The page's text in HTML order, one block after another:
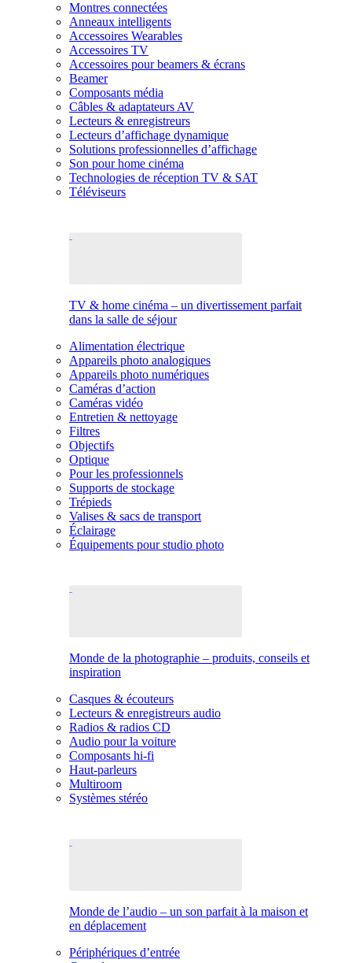
Montres connectées
Anneaux intelligents
Accessoires Wearables
Accessoires TV
Accessoires pour beamers & écrans
Beamer
Composants média
Câbles & adaptateurs AV
Lecteurs & enregistreurs
Lecteurs d’affichage dynamique
Solutions professionnelles d’affichage
Son pour home cinéma
Technologies de réception TV & SAT
Téléviseurs
TV & home cinéma – un divertissement parfait
dans la salle de séjour
Alimentation électrique
Appareils photo analogiques
Appareils photo numériques
Caméras d’action
Caméras vidéo
Entretien & nettoyage
Filtres
Objectifs
Optique
Pour les professionnels
Supports de stockage
Trépieds
Valises & sacs de transport
Éclairage
Équipements pour studio photo
Monde de la photographie – produits, conseils et
inspiration
Casques & écouteurs
Lecteurs & enregistreurs audio
Radios & radios CD
Audio pour la voiture
Composants hi-fi
Haut-parleurs
Multiroom
Systèmes stéréo
Monde de l’audio – un son parfait à la maison et
en déplacement
Périphériques d’entrée